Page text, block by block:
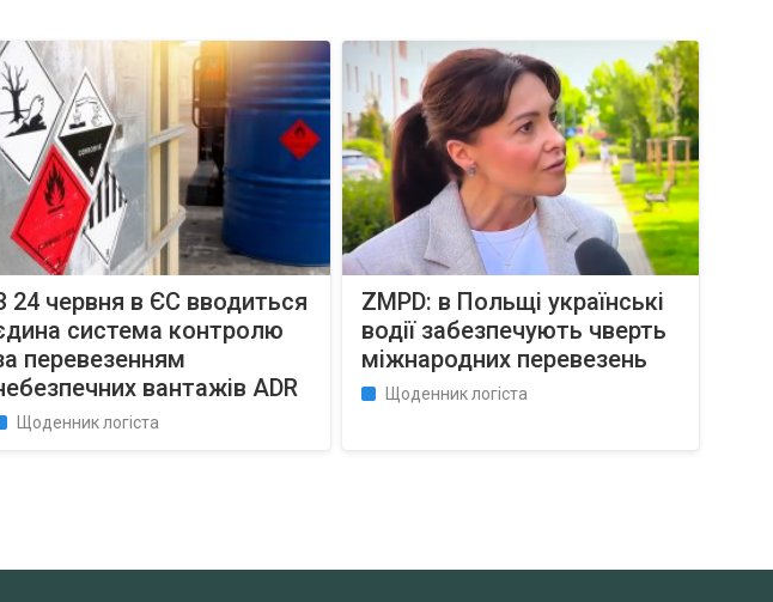
24 червня в ЄС вводиться
система контролю
перевезенням
вантажів ADR
Щоденник логіста
ZMPD: в Польщі українські
водії забезпечують чверть
міжнародних перевезень
Щоденник логіста